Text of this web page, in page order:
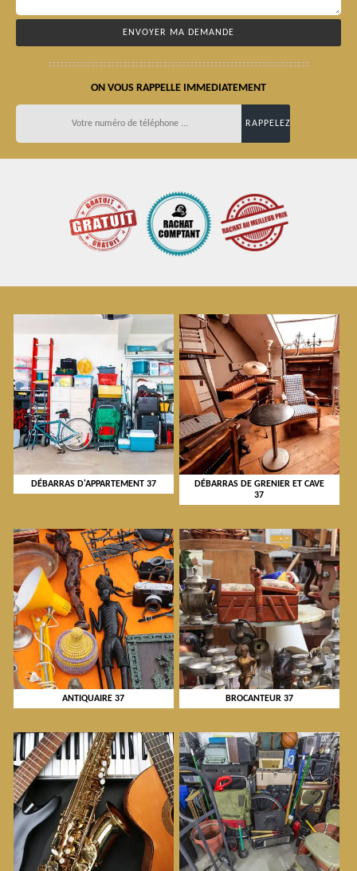
ON VOUS RAPPELLE IMMEDIATEMENT
DÉBARRAS D'APPARTEMENT 37
DÉBARRAS DE GRENIER ET CAVE
37
ANTIQUAIRE 37 BROCANTEUR 37